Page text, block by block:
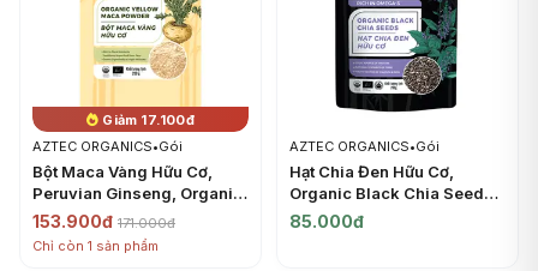
Giảm 17.100đ
AZTEC ORGANICS•Gói
Bột Maca Vàng Hữu Cơ,
Peruvian Ginseng, Organic
Yellow Maca Powder
(200g) - AZTEC ORGANICS
153.900đ 171.000đ
Chỉ còn 1 sản phẩm
AZTEC ORGANICS•Gói
Hạt Chia Đen Hữu Cơ,
Organic Black Chia Seeds
(200g) - AZTEC ORGANICS
85.000đ